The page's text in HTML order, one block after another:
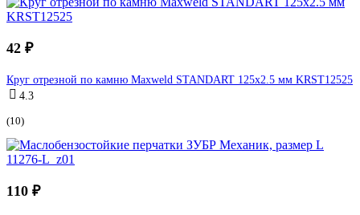
42 ₽
Круг отрезной по камню Maxweld STANDART 125x2.5 мм KRST12525
4.3
(10)
110 ₽